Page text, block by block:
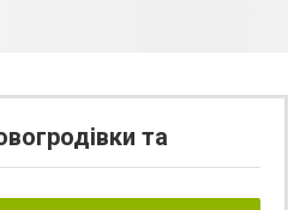
та